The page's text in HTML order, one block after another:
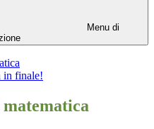
Menu di
in finale!